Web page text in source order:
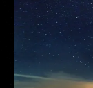
on
astroloogia?